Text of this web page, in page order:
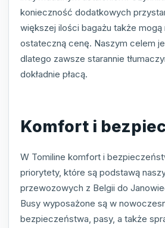
konieczność dodatkowych
większej ilości bagażu także mogą
ostateczną cenę. Naszym celem
dlatego zawsze starannie
dokładnie płacą.
Komfort i
W Tomiline komfort i
priorytety, które są podstawą
przewozowych z Belgii do
Busy wyposażone są w
bezpieczeństwa, pasy, a także